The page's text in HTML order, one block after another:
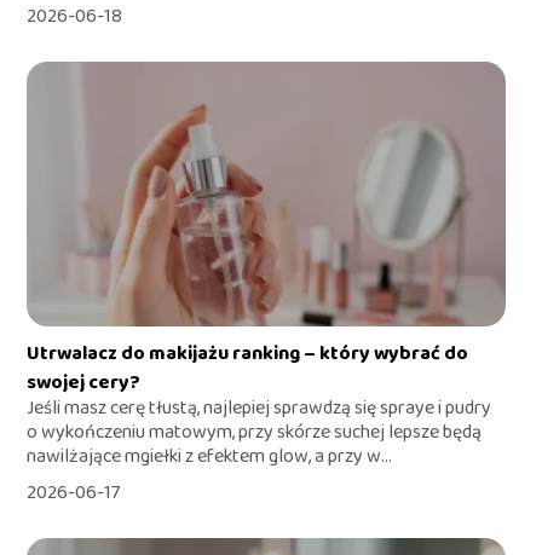
2026-06-18
Utrwalacz do makijażu ranking – który wybrać do
swojej cery?
Jeśli masz cerę tłustą, najlepiej sprawdzą się spraye i pudry
o wykończeniu matowym, przy skórze suchej lepsze będą
nawilżające mgiełki z efektem glow, a przy w...
2026-06-17